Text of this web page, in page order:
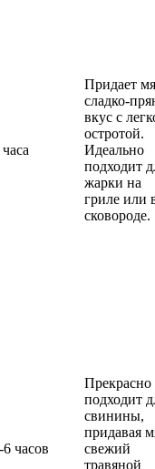
Придает
сладко-
вкус с
остротой.
Идеально
подходит
жарки на
гриле или
сковороде.
6 часов
Прекрасно
подходит
свинины,
придавая
свежий
травяной